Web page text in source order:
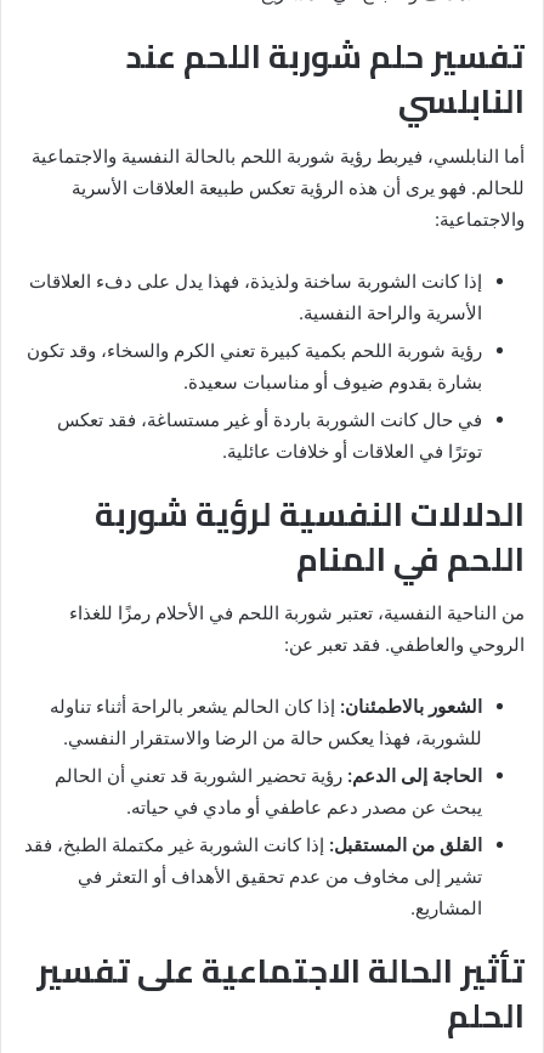
تفسير حلم شوربة اللحم عند
النابلسي
أما النابلسي، فيربط رؤية شوربة اللحم بالحالة النفسية والاجتماعية
للحالم. فهو يرى أن هذه الرؤية تعكس طبيعة العلاقات الأسرية
والاجتماعية:
إذا كانت الشوربة ساخنة ولذيذة، فهذا يدل على دفء العلاقات
الأسرية والراحة النفسية.
رؤية شوربة اللحم بكمية كبيرة تعني الكرم والسخاء، وقد تكون
بشارة بقدوم ضيوف أو مناسبات سعيدة.
في حال كانت الشوربة باردة أو غير مستساغة، فقد تعكس
توترًا في العلاقات أو خلافات عائلية.
الدلالات النفسية لرؤية شوربة
اللحم في المنام
من الناحية النفسية، تعتبر شوربة اللحم في الأحلام رمزًا للغذاء
الروحي والعاطفي. فقد تعبر عن:
الشعور بالاطمئنان: إذا كان الحالم يشعر بالراحة أثناء تناوله
للشوربة، فهذا يعكس حالة من الرضا والاستقرار النفسي.
الحاجة إلى الدعم: رؤية تحضير الشوربة قد تعني أن الحالم
يبحث عن مصدر دعم عاطفي أو مادي في حياته.
القلق من المستقبل: إذا كانت الشوربة غير مكتملة الطبخ، فقد
تشير إلى مخاوف من عدم تحقيق الأهداف أو التعثر في
المشاريع.
تأثير الحالة الاجتماعية على تفسير
الحلم